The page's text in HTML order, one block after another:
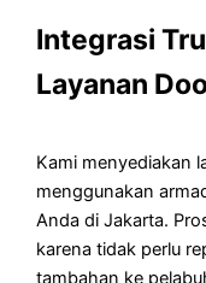
Integrasi
Layanan
Kami menyediakan
menggunakan
Anda di Jakarta.
karena tidak perlu